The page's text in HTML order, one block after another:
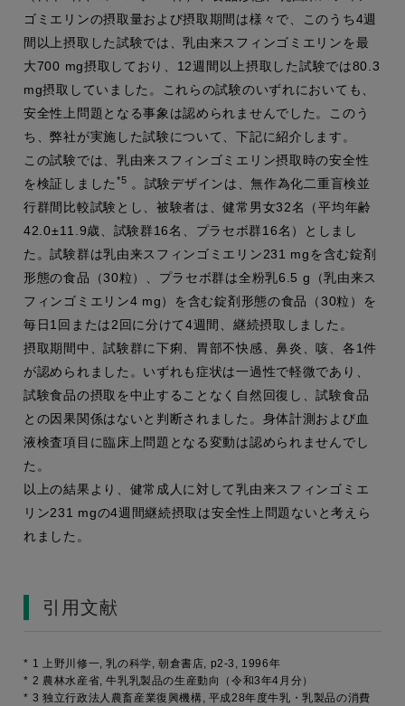
ゴミエリンの摂取量および摂取期間は様々で、このうち4週
間以上摂取した試験では、乳由来スフィンゴミエリンを最
大700 mg摂取しており、12週間以上摂取した試験では80.3
mg摂取していました。これらの試験のいずれにおいても、
安全性上問題となる事象は認められませんでした。このう
ち、弊社が実施した試験について、下記に紹介します。
この試験では、乳由来スフィンゴミエリン摂取時の安全性
を検証しました *5 。試験デザインは、無作為化二重盲検並
行群間比較試験とし、被験者は、健常男女32名（平均年齢
42.0±11.9歳、試験群16名、プラセボ群16名）としまし
た。試験群は乳由来スフィンゴミエリン231 mgを含む錠剤
形態の食品（30粒）、プラセボ群は全粉乳6.5 g（乳由来ス
フィンゴミエリン4 mg）を含む錠剤形態の食品（30粒）を
毎日1回または2回に分けて4週間、継続摂取しました。
摂取期間中、試験群に下痢、胃部不快感、鼻炎、咳、各1件
が認められました。いずれも症状は一過性で軽微であり、
試験食品の摂取を中止することなく自然回復し、試験食品
との因果関係はないと判断されました。身体計測および血
液検査項目に臨床上問題となる変動は認められませんでし
た。
以上の結果より、健常成人に対して乳由来スフィンゴミエ
リン231 mgの4週間継続摂取は安全性上問題ないと考えら
れました。
引用文献
* 1 上野川修一, 乳の科学, 朝倉書店, p2-3, 1996年
* 2 農林水産省, 牛乳乳製品の生産動向（令和3年4月分）
* 3 独立行政法人農畜産業復興機構, 平成28年度牛乳・乳製品の消費